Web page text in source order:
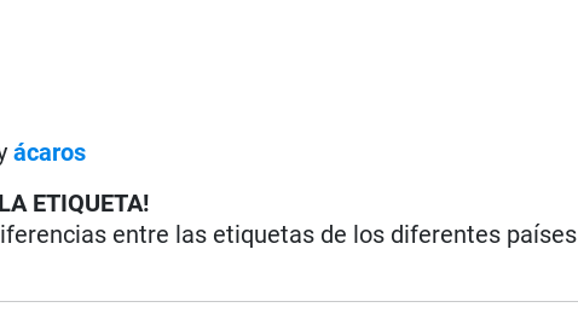
ácaros
ETIQUETA!
entre las etiquetas de los diferentes países